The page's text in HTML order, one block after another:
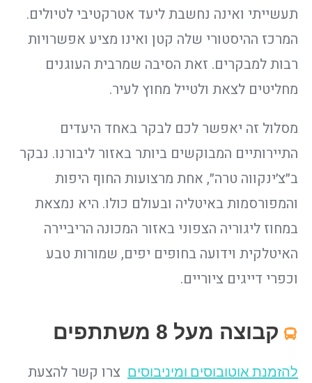
תעשייתי ואינה נחשבת ליעד אטרקטיבי לטיולים.
המרכז ההיסטורי שלה קטן ואינו מציע אפשרויות
רבות למבקרים. זאת הסיבה שמרבית העוגנים
מחליטים לצאת ולטייל מחוץ לעיר.
מסלול זה יאפשר לכם לבקר באחד היעדים
התיירותיים המבוקשים ביותר באזור ליבורנו. נבקר
ב״צ׳ינקווה טרה״, אחת מרצועות החוף היפות
והמפורסמות באיטליה ובעולם כולו. היא נמצאת
במחוז ליגוריה הצפוני באזור המכונה הריביירה
האיטלקית וידועה בחופים יפים, שמורות טבע
וכפרי דייגים ציוריים.
קבוצה מעל 8 משתתפים
להזמנת אוטובוסים ומיניבוסים צרו קשר להצעת